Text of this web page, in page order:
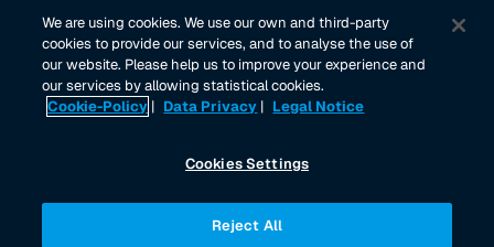
youtube Linklinkedin Link
Datenschutz
We are using cookies. We use our own and third-party
cookies to provide our services, and to analyse the use of
our website. Please help us to improve your experience and
our services by allowing statistical cookies.
Cookie-Policy | Data Privacy | Legal Notice
Cookies Settings
Reject All